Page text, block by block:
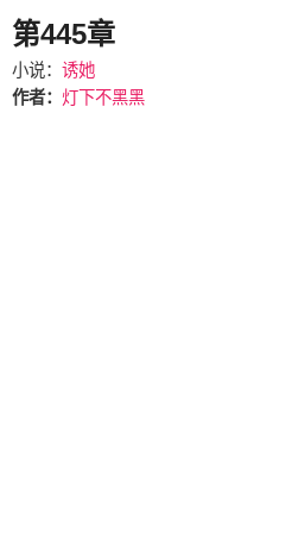
第445章
小说： 诱她
作者： 灯下不黑黑